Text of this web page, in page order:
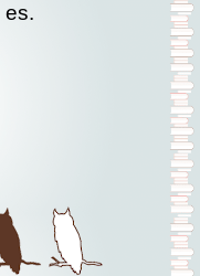
es.